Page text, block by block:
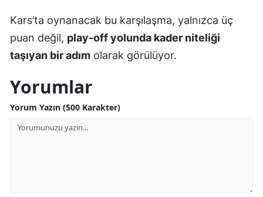
Sivas
Kars’ta oynanacak bu karşılaşma, yalnızca üç
puan değil, play-off yolunda kader niteliği
taşıyan bir adım olarak görülüyor.
Yorumlar
Yorum Yazın (500 Karakter)